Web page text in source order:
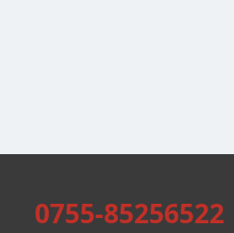
0755-85256522